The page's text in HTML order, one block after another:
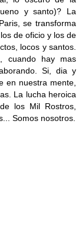
y santo)? La
se transforma
de oficio y los de
locos y santos.
cuando hay mas
Si, dia y
en nuestra mente,
La lucha heroica
los Mil Rostros,
Somos nosotros.